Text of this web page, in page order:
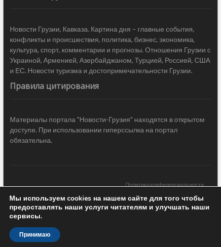
Новости Грузии, Кавказа. Картина дня – главные события,
конфликты и происшествия, политика, бизнес, экономика,
культура, спорт, комментарии и прогнозы. Отношения Грузии с
Украиной, Арменией, Азербайджаном, Турцией, Россией, США
и ЕС. Новости туризма и достопримечательности Грузии.
Правила цитирования
Материалы портала "Новости-Грузия" находятся в открытом
доступе. При использовании гиперссылка на портал
обязательна.
Политика конфиденциальности
Новости Грузии| Black Sea Press LTD © 2020 All Rights Reserved /
Design & development —
Мы используем cookies на нашем сайте для того чтобы
предоставлять наши услуги читателям и улучшать наши
сервисы.
Принимаю